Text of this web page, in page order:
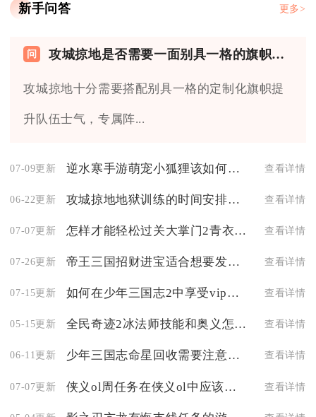
新手问答 更多>
攻城掠地是否需要一面别具一格的旗帜来鼓舞士气
攻城掠地十分需要搭配别具一格的定制化旗帜提
升队伍士气，专属阵...
07-09更新 逆水寒手游萌宠小狐狸该如何获得 查看详情
06-22更新 攻城掠地地狱训练的时间安排是怎样的 查看详情
07-07更新 怎样才能轻松过关大掌门2青衣楼攻略分享 查看详情
07-26更新 帝王三国招财进宝适合想要发家致富的人吗 查看详情
07-15更新 如何在少年三国志2中享受vip特权的待遇 查看详情
05-15更新 全民奇迹2冰法师技能和奥义怎么样 查看详情
06-11更新 少年三国志命星回收需要注意哪些事项 查看详情
07-07更新 侠义ol周任务在侠义ol中应该如何处理 查看详情